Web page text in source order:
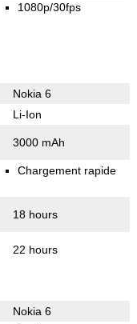
1080p/30fps
Nokia 6
Li-Ion
3000 mAh
Chargement rapide
18 hours
22 hours
Nokia 6